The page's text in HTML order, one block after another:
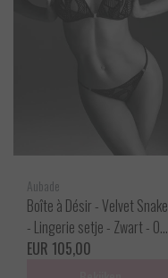
Aubade
Boîte à Désir - Velvet Snake
- Lingerie setje - Zwart - One
size
EUR 105,00